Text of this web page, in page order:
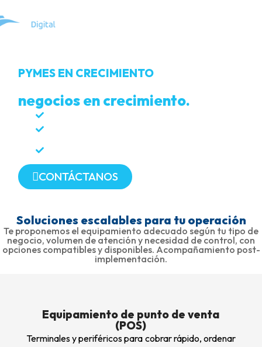
PYMES EN CRECIMIENTO
negocios en crecimiento.
CONTÁCTANOS
Soluciones escalables para tu operación
Te proponemos el equipamiento adecuado según tu tipo de
negocio, volumen de atención y necesidad de control, con
opciones compatibles y disponibles. Acompañamiento post-
implementación.
Equipamiento de punto de venta
(POS)
Terminales y periféricos para cobrar rápido, ordenar